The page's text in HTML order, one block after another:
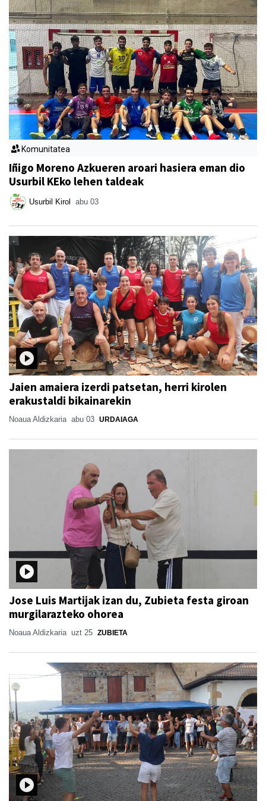
Komunitatea
Iñigo Moreno Azkueren aroari hasiera eman dio
Usurbil KEko lehen taldeak
Usurbil Kirol abu 03
Jaien amaiera izerdi patsetan, herri kirolen
erakustaldi bikainarekin
Noaua Aldizkaria abu 03 URDAIAGA
Jose Luis Martijak izan du, Zubieta festa giroan
murgilarazteko ohorea
Noaua Aldizkaria uzt 25 ZUBIETA